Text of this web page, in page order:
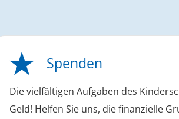
Spenden
Die vielfältigen Aufgaben des
Geld! Helfen Sie uns, die finanzielle